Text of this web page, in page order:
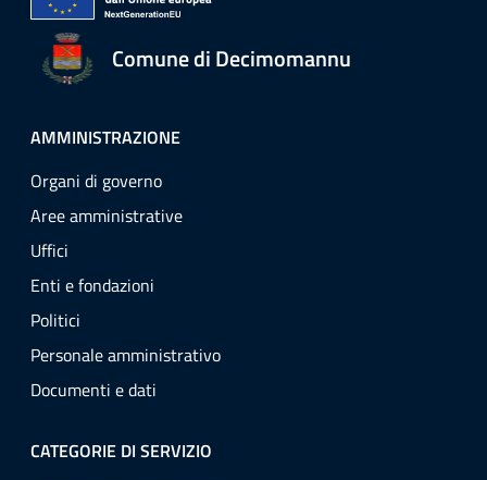
Comune di Decimomannu
AMMINISTRAZIONE
Organi di governo
Aree amministrative
Uffici
Enti e fondazioni
Politici
Personale amministrativo
Documenti e dati
CATEGORIE DI SERVIZIO